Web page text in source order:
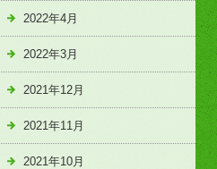
2022年4月
2022年3月
2021年12月
2021年11月
2021年10月